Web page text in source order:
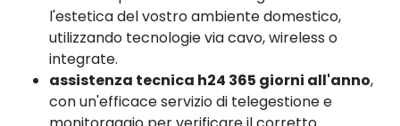
l'estetica del vostro ambiente domestico,
utilizzando tecnologie via cavo, wireless o
integrate.
assistenza tecnica h24 365 giorni all'anno,
con un'efficace servizio di telegestione e